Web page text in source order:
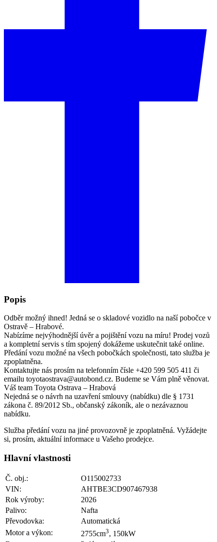
Popis
Odběr možný ihned! Jedná se o skladové vozidlo na naší pobočce v
Ostravě – Hrabové.
Nabízíme nejvýhodnější úvěr a pojištění vozu na míru! Prodej vozů
a kompletní servis s tím spojený dokážeme uskutečnit také online.
Předání vozu možné na všech pobočkách společnosti, tato služba je
zpoplatněna.
Kontaktujte nás prosím na telefonním čísle +420 599 505 411 či
emailu toyotaostrava@autobond.cz. Budeme se Vám plně věnovat.
Váš team Toyota Ostrava – Hrabová
Nejedná se o návrh na uzavření smlouvy (nabídku) dle § 1731
zákona č. 89/2012 Sb., občanský zákoník, ale o nezávaznou
nabídku.
Služba předání vozu na jiné provozovně je zpoplatněná. Vyžádejte
si, prosím, aktuální informace u Vašeho prodejce.
Hlavní vlastnosti
Č. obj.:
O115002733
VIN:
AHTBE3CD907467938
Rok výroby:
2026
Palivo:
Nafta
Převodovka:
Automatická
Motor a výkon:
2755cm3, 150kW